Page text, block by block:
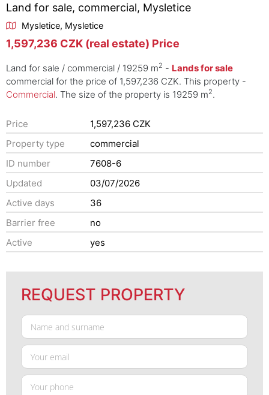
Land for sale, commercial, Mysletice
Mysletice, Mysletice
1,597,236 CZK (real estate) Price
Land for sale / commercial / 19259 m2 - Lands for sale
commercial for the price of 1,597,236 CZK. This property -
Commercial. The size of the property is 19259 m2.
Price
1,597,236 CZK
Property type
commercial
ID number
7608-6
Updated
03/07/2026
Active days
36
Barrier free
no
Active
yes
REQUEST PROPERTY